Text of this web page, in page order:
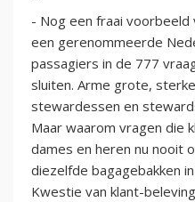
- Nog een fraai voorbeeld
een gerenommeerde
passagiers in de 777
sluiten. Arme grote,
stewardessen en
Maar waarom vragen die
dames en heren nu nooit
diezelfde bagagebakken
Kwestie van klant-